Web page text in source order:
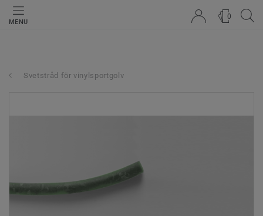
MENU
0
Svetstråd för vinylsportgolv